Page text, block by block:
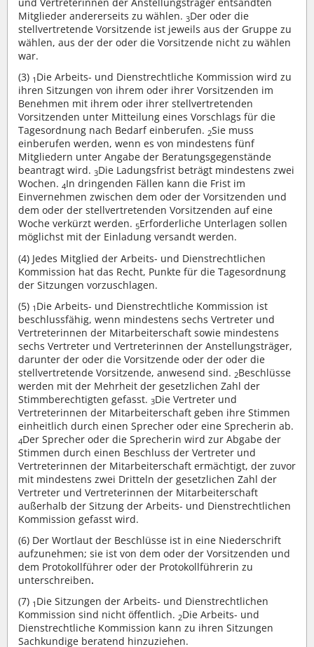
Mitglieder andererseits zu wählen. 3Der oder die
stellvertretende Vorsitzende ist jeweils aus der Gruppe zu
wählen, aus der der oder die Vorsitzende nicht zu wählen
war.
(3) 1 Die Arbeits- und Dienstrechtliche Kommission wird zu
ihren Sitzungen von ihrem oder ihrer Vorsitzenden im
Benehmen mit ihrem oder ihrer stellvertretenden
Vorsitzenden unter Mitteilung eines Vorschlags für die
Tagesordnung nach Bedarf einberufen. 2Sie muss
einberufen werden, wenn es von mindestens fünf
Mitgliedern unter Angabe der Beratungsgegenstände
beantragt wird. 3Die Ladungsfrist beträgt mindestens zwei
Wochen. 4In dringenden Fällen kann die Frist im
Einvernehmen zwischen dem oder der Vorsitzenden und
dem oder der stellvertretenden Vorsitzenden auf eine
Woche verkürzt werden. 5Erforderliche Unterlagen sollen
möglichst mit der Einladung versandt werden.
(4) Jedes Mitglied der Arbeits- und Dienstrechtlichen
Kommission hat das Recht, Punkte für die Tagesordnung
der Sitzungen vorzuschlagen.
(5) 1 Die Arbeits- und Dienstrechtliche Kommission ist
beschlussfähig, wenn mindestens sechs Vertreter und
Vertreterinnen der Mitarbeiterschaft sowie mindestens
sechs Vertreter und Vertreterinnen der Anstellungsträger,
darunter der oder die Vorsitzende oder der oder die
stellvertretende Vorsitzende, anwesend sind. 2Beschlüsse
werden mit der Mehrheit der gesetzlichen Zahl der
Stimmberechtigten gefasst. 3Die Vertreter und
Vertreterinnen der Mitarbeiterschaft geben ihre Stimmen
einheitlich durch einen Sprecher oder eine Sprecherin ab.
4Der Sprecher oder die Sprecherin wird zur Abgabe der
Stimmen durch einen Beschluss der Vertreter und
Vertreterinnen der Mitarbeiterschaft ermächtigt, der zuvor
mit mindestens zwei Dritteln der gesetzlichen Zahl der
Vertreter und Vertreterinnen der Mitarbeiterschaft
außerhalb der Sitzung der Arbeits- und Dienstrechtlichen
Kommission gefasst wird.
(6) Der Wortlaut der Beschlüsse ist in eine Niederschrift
aufzunehmen; sie ist von dem oder der Vorsitzenden und
dem Protokollführer oder der Protokollführerin zu
unterschreiben.
(7) 1 Die Sitzungen der Arbeits- und Dienstrechtlichen
Kommission sind nicht öffentlich. 2Die Arbeits- und
Dienstrechtliche Kommission kann zu ihren Sitzungen
Sachkundige beratend hinzuziehen.